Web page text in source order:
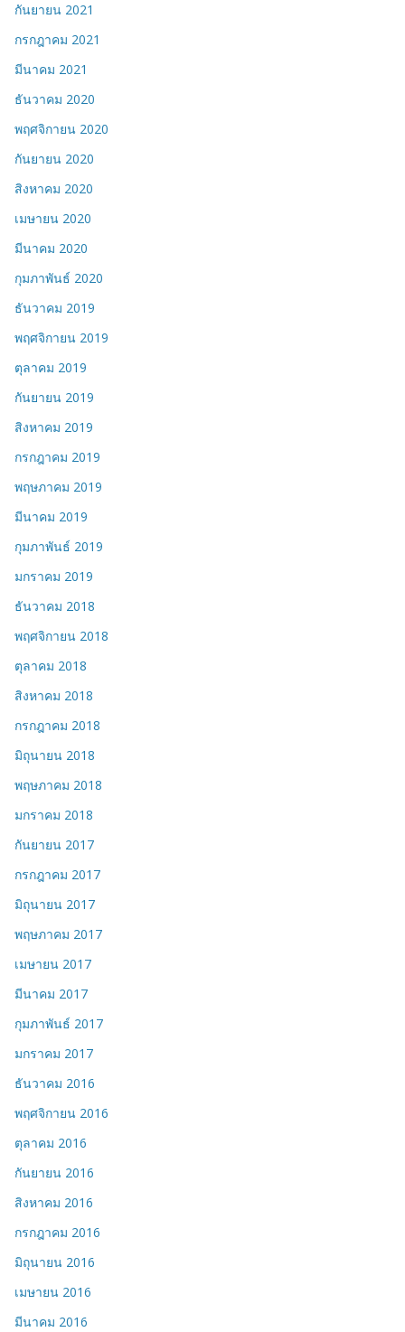
กันยายน 2021
กรกฎาคม 2021
มีนาคม 2021
ธันวาคม 2020
พฤศจิกายน 2020
กันยายน 2020
สิงหาคม 2020
เมษายน 2020
มีนาคม 2020
กุมภาพันธ์ 2020
ธันวาคม 2019
พฤศจิกายน 2019
ตุลาคม 2019
กันยายน 2019
สิงหาคม 2019
กรกฎาคม 2019
พฤษภาคม 2019
มีนาคม 2019
กุมภาพันธ์ 2019
มกราคม 2019
ธันวาคม 2018
พฤศจิกายน 2018
ตุลาคม 2018
สิงหาคม 2018
กรกฎาคม 2018
มิถุนายน 2018
พฤษภาคม 2018
มกราคม 2018
กันยายน 2017
กรกฎาคม 2017
มิถุนายน 2017
พฤษภาคม 2017
เมษายน 2017
มีนาคม 2017
กุมภาพันธ์ 2017
มกราคม 2017
ธันวาคม 2016
พฤศจิกายน 2016
ตุลาคม 2016
กันยายน 2016
สิงหาคม 2016
กรกฎาคม 2016
มิถุนายน 2016
เมษายน 2016
มีนาคม 2016